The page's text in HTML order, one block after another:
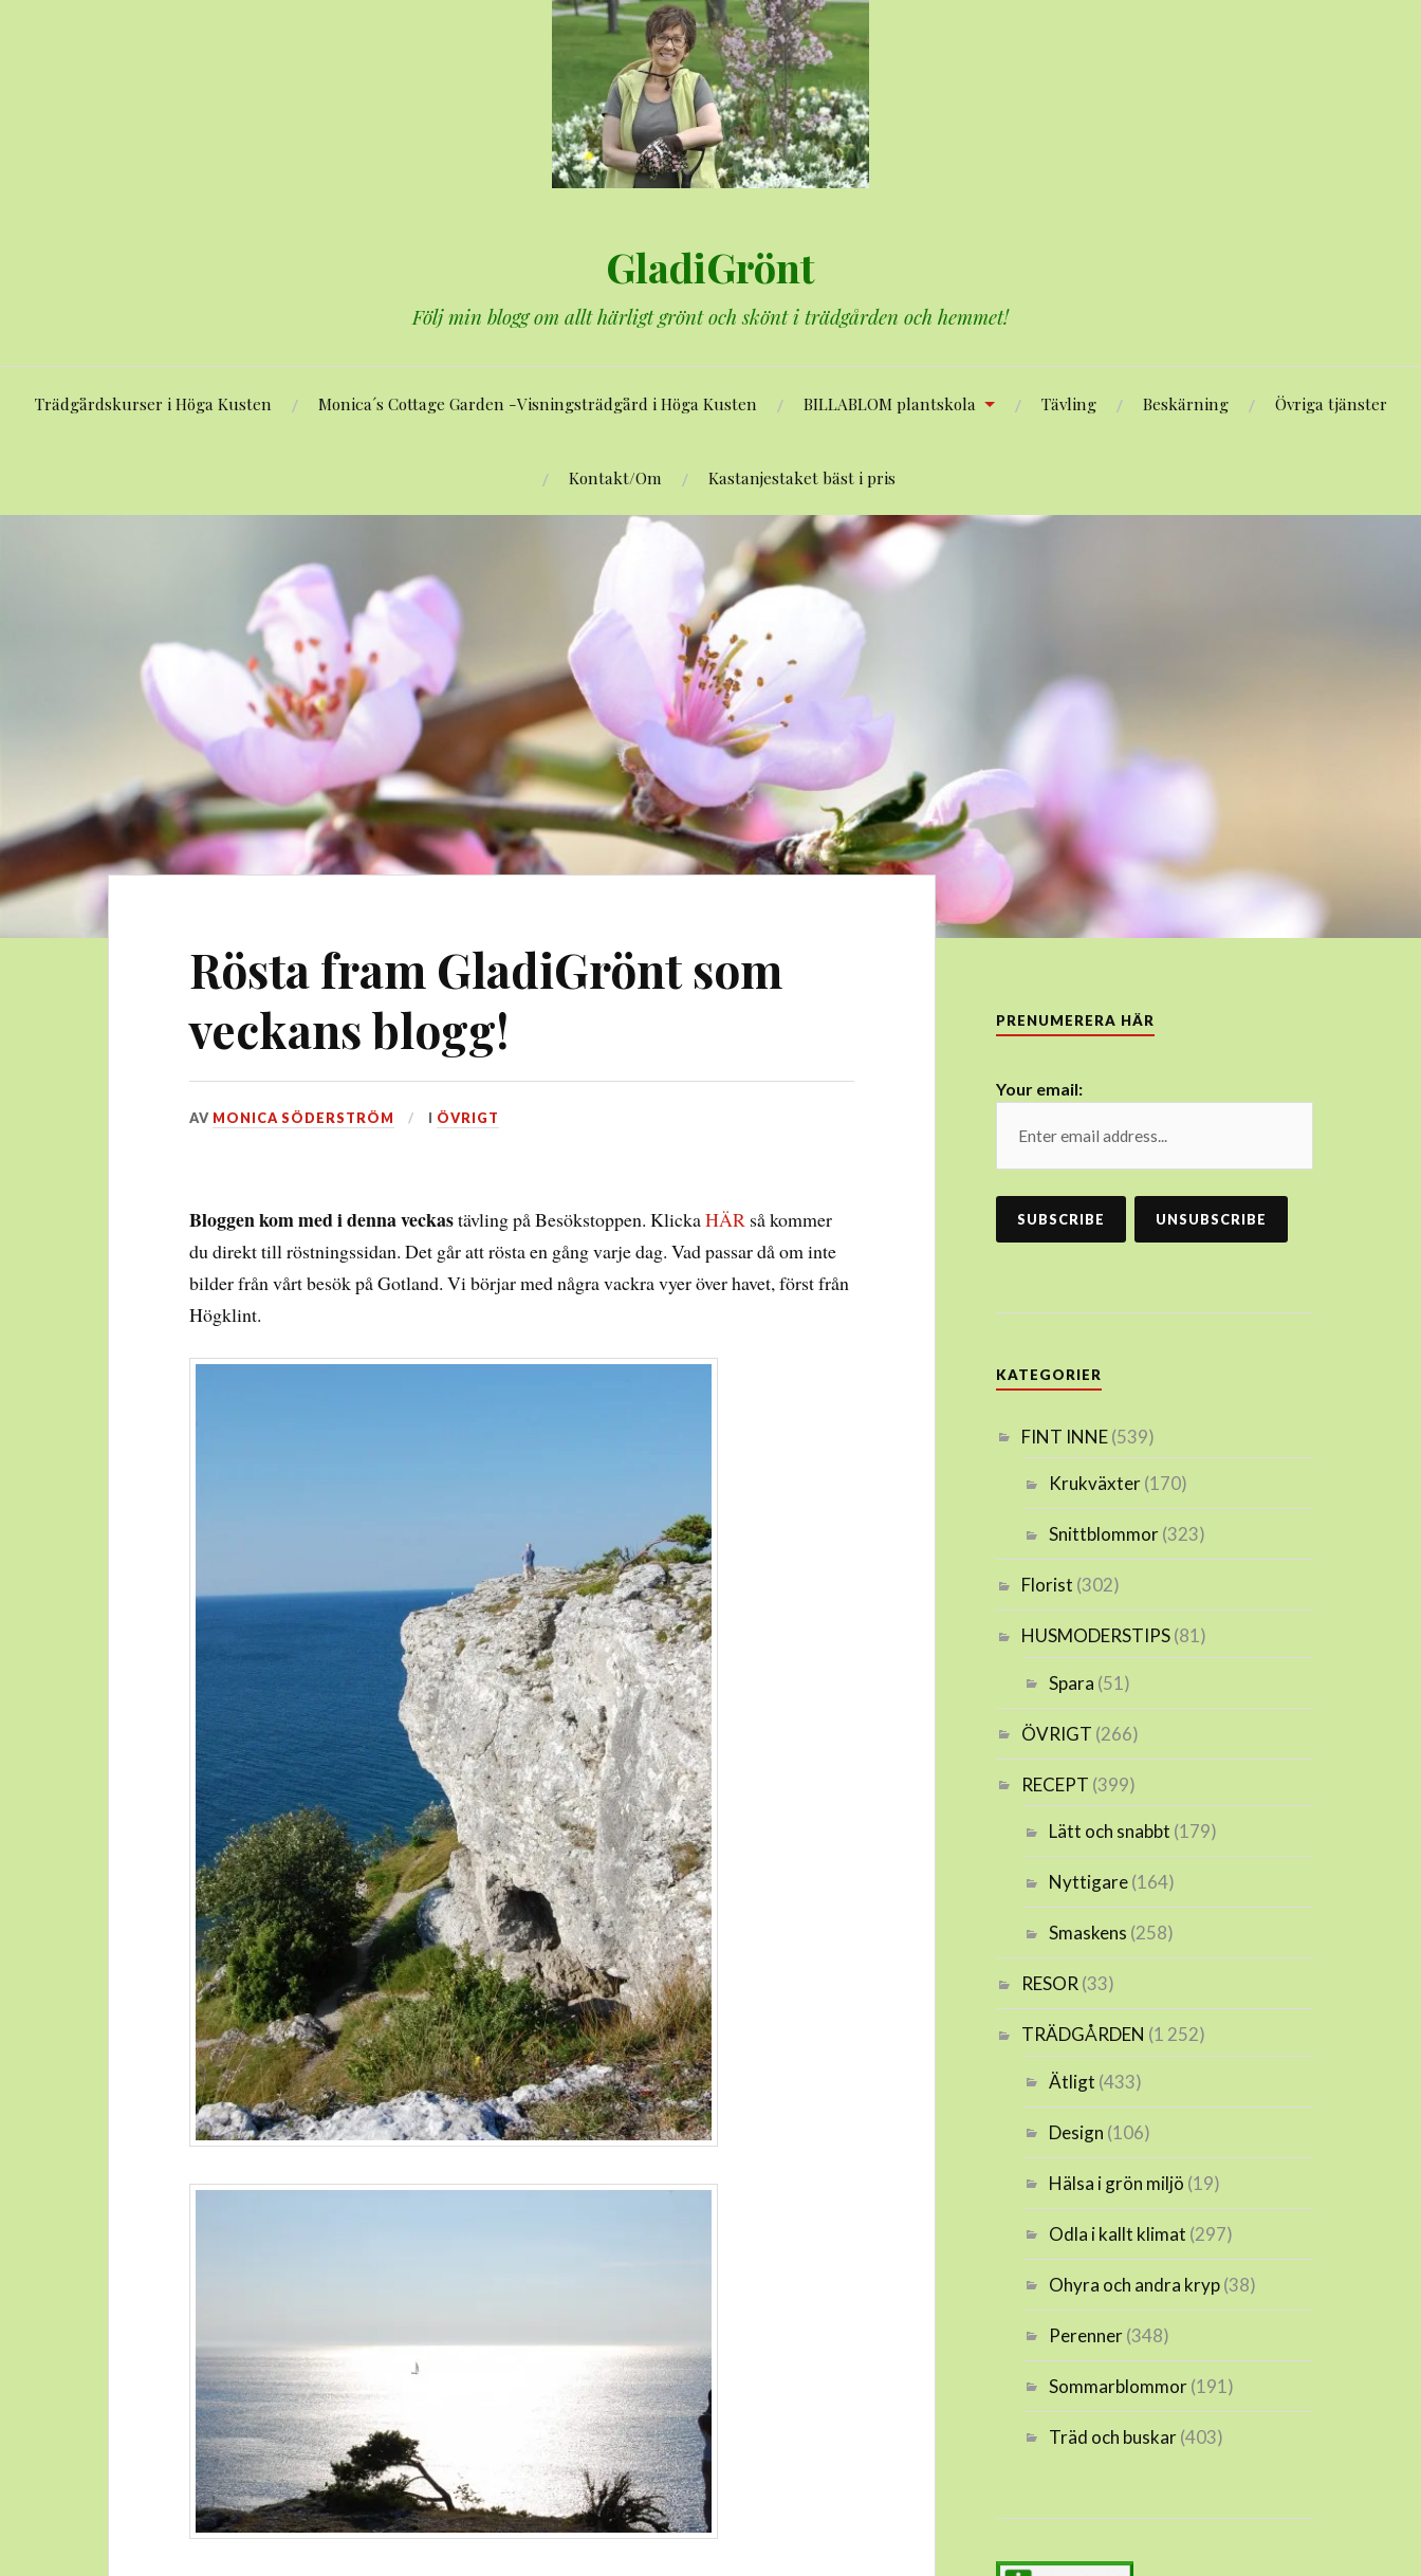
GladiGrönt
Följ min blogg om allt härligt grönt och skönt i trädgården och hemmet!
Trädgårdskurser i Höga Kusten Monica´s Cottage Garden -Visningsträdgård i Höga Kusten BILLABLOM plantskola Tävling Beskärning Övriga tjänster
Kontakt/Om Kastanjestaket bäst i pris
Rösta fram GladiGrönt som
veckans blogg!
DEN
AV MONICA SÖDERSTRÖM I ÖVRIGT
Bloggen kom med i denna veckastävling på Besökstoppen. KlickaHÄR så kommer
du direkt till röstningssidan. Det går att rösta en gång varje dag. Vad passar då om inte
bilder från vårt besök på Gotland. Vi börjar med några vackra vyer över havet, först från
Högklint.
PRENUMERERA HÄR
Your email:
KATEGORIER
FINT INNE(539)
Krukväxter(170)
Snittblommor(323)
Florist (302)
HUSMODERSTIPS(81)
Spara (51)
ÖVRIGT (266)
RECEPT (399)
Lätt och snabbt (179)
Nyttigare(164)
Smaskens (258)
RESOR (33)
TRÄDGÅRDEN (1 252)
Ätligt (433)
Design (106)
Hälsa i grön miljö (19)
Odla i kallt klimat (297)
Ohyra och andra kryp(38)
Perenner(348)
Sommarblommor(191)
Träd och buskar(403)